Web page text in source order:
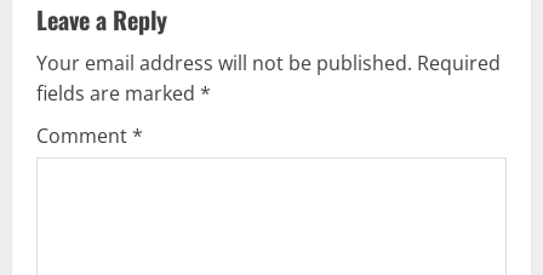
a
v
i
Leave a Reply
Your email address will not be published. Required
fields are marked *
Comment*